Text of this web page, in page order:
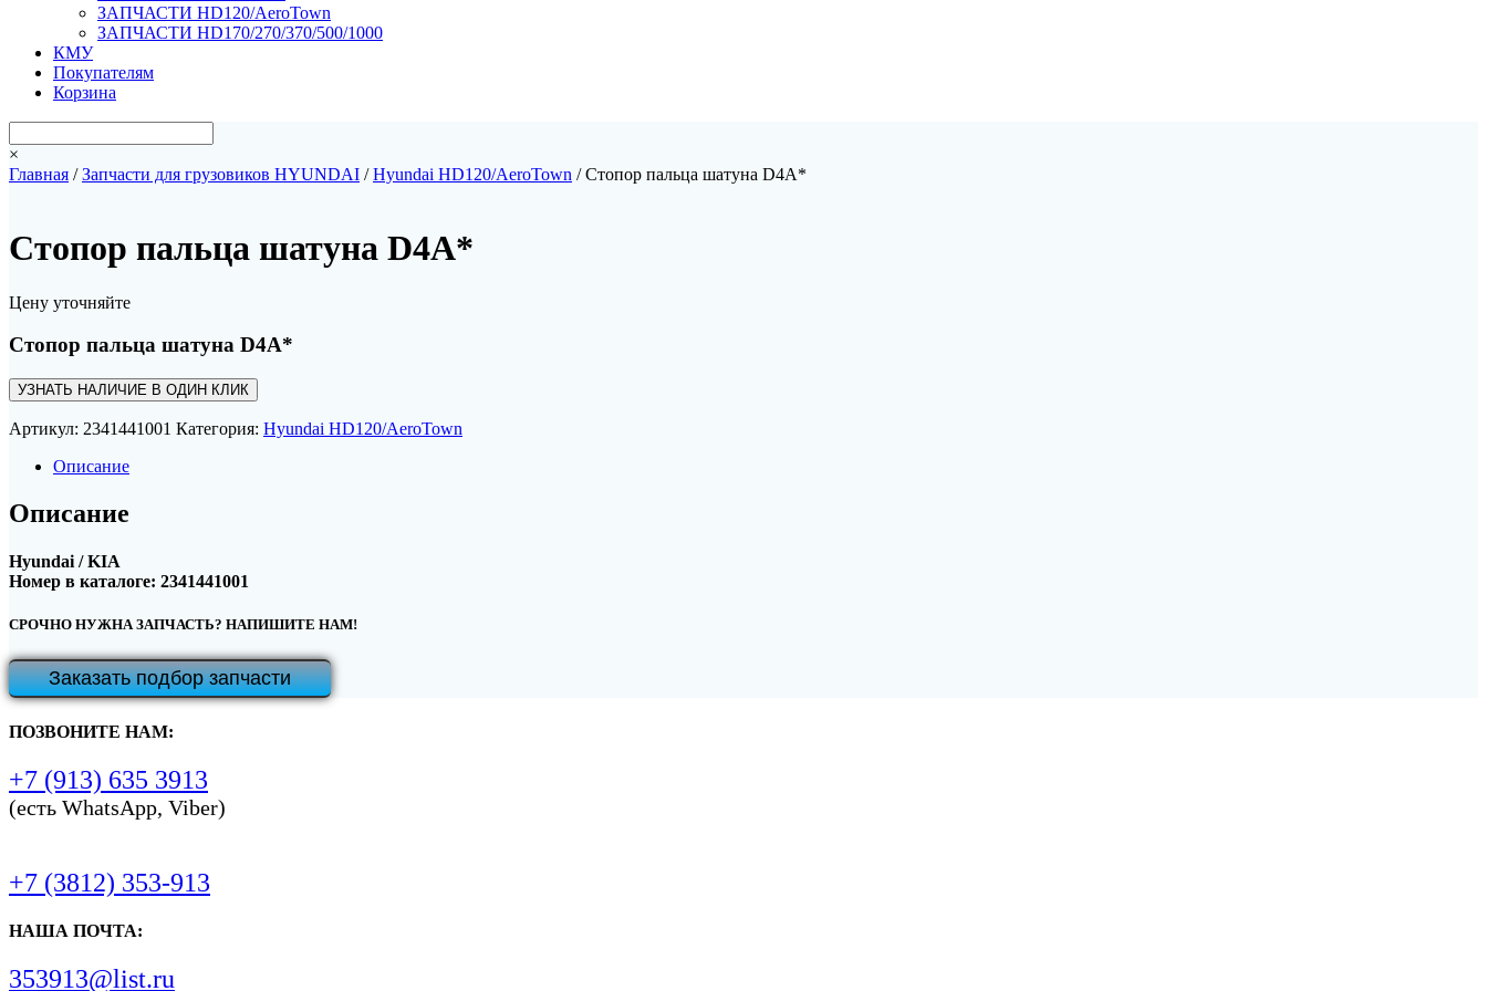
ЗАПЧАСТИ HD120/AeroTown
ЗАПЧАСТИ HD170/270/370/500/1000
КМУ
Покупателям
Корзина
×
Главная /Запчасти для грузовиков HYUNDAI /Hyundai HD120/AeroTown / Стопор пальца шатуна D4A*
Стопор пальца шатуна D4A*
Цену уточняйте
Стопор пальца шатуна D4A*
УЗНАТЬ НАЛИЧИЕ В ОДИН КЛИК
Артикул: 2341441001 Категория: Hyundai HD120/AeroTown
Описание
Описание
Hyundai / KIA
Номер в каталоге: 2341441001
СРОЧНО НУЖНА ЗАПЧАСТЬ? НАПИШИТЕ НАМ!
Заказать подбор запчасти
ПОЗВОНИТЕ НАМ:
+7 (913) 635 3913
(есть WhatsApp, Viber)
+7 (3812) 353-913
НАША ПОЧТА:
353913@list.ru